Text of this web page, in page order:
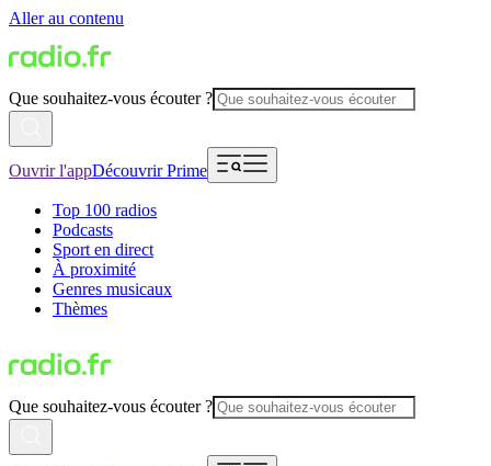
Aller au contenu
Que souhaitez-vous écouter ?
Ouvrir l'appDécouvrir Prime
Top 100 radios
Podcasts
Sport en direct
À proximité
Genres musicaux
Thèmes
Que souhaitez-vous écouter ?